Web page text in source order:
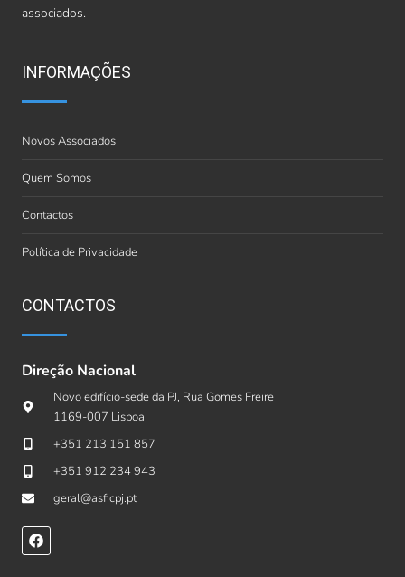
associados.
INFORMAÇÕES
Novos Associados
Quem Somos
Contactos
Política de Privacidade
CONTACTOS
Direção Nacional
Novo edifício-sede da PJ, Rua Gomes Freire
1169-007 Lisboa
+351 213 151 857
+351 912 234 943
geral@asficpj.pt